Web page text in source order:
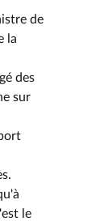
de
la
des
sur
le